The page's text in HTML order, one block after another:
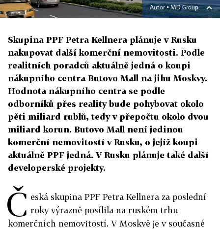
Autor ▪MD Group
Skupina PPF Petra Kellnera plánuje v Rusku
nakupovat další komerční nemovitosti. Podle
realitních poradců aktuálně jedná o koupi
nákupního centra Butovo Mall na jihu Moskvy.
Hodnota nákupního centra se podle
odborníků přes reality bude pohybovat okolo
pěti miliard rublů, tedy v přepočtu okolo dvou
miliard korun. Butovo Mall není jedinou
komerční nemovitostí v Rusku, o jejíž koupi
aktuálně PPF jedná. V Rusku plánuje také další
developerské projekty.
Č eská skupina PPF Petra Kellnera za poslední
roky výrazně posílila na ruském trhu
komerčních nemovitostí. V Moskvě je v současné